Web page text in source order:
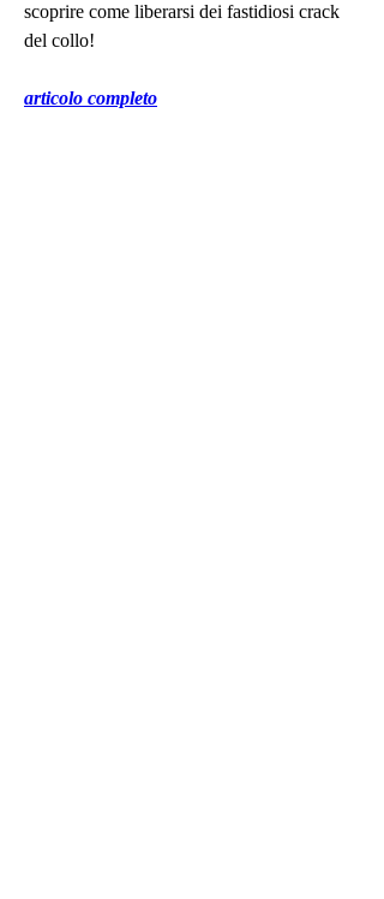
scoprire come liberarsi dei fastidiosi crack
del collo!
articolo completo